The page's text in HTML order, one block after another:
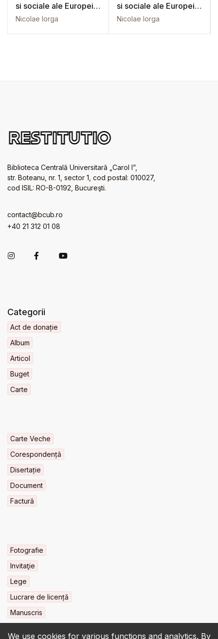
We use cookies for various functions and analytics. By
si sociale ale Europei
Vol. 1
Nicolae Iorga
si sociale ale Europei
Vol. 2
Nicolae Iorga
Biblioteca Centrală Universitară „Carol I”,
str. Boteanu, nr. 1, sector 1, cod postal: 010027,
cod ISIL: RO-B-0192, Bucureşti.
contact@bcub.ro
+40 21 312 01 08
Categorii
Act de donație
Album
Articol
Buget
Carte
Carte Veche
Corespondență
Disertație
Document
Factură
Fotografie
Invitaţie
Lege
Lucrare de licență
Manuscris